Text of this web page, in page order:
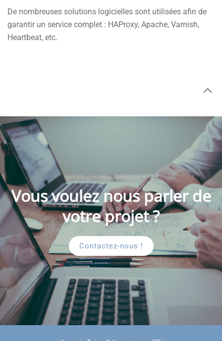
De nombreuses solutions logicielles sont utilisées afin de
garantir un service complet : HAProxy, Apache, Varnish,
Heartbeat, etc.
Vous voulez nous parler de
votre projet ?
Contactez-nous !